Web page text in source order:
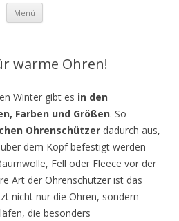
Menü Zum Inhalt springen
warme Ohren!
Winter gibt es in den
Farben und Größen. So
Ohrenschützer dadurch aus,
dem Kopf befestigt werden
Fell oder Fleece vor der
Art der Ohrenschützer ist das
nicht nur die Ohren, sondern
die besonders